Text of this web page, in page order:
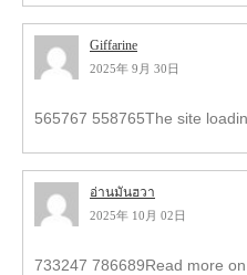
Giffarine
2025年 9月 30日
565767 558765The site
อ่านมันฮวา
2025年 10月 02日
733247 786689Read more